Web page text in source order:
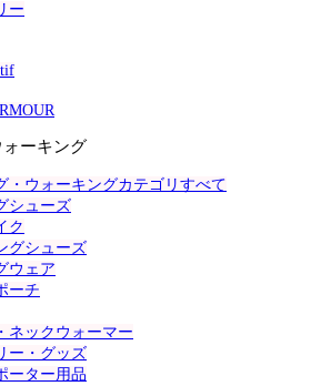
ー
ーキング
・ウォーキングカテゴリすべて
シューズ
ク
グシューズ
ウェア
ーチ
ネックウォーマー
ー・グッズ
ーター用品